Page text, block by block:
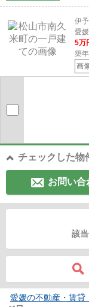
伊
愛
5万
築
画
チェックした物
お問い合
該
愛媛の不動産・賃貸